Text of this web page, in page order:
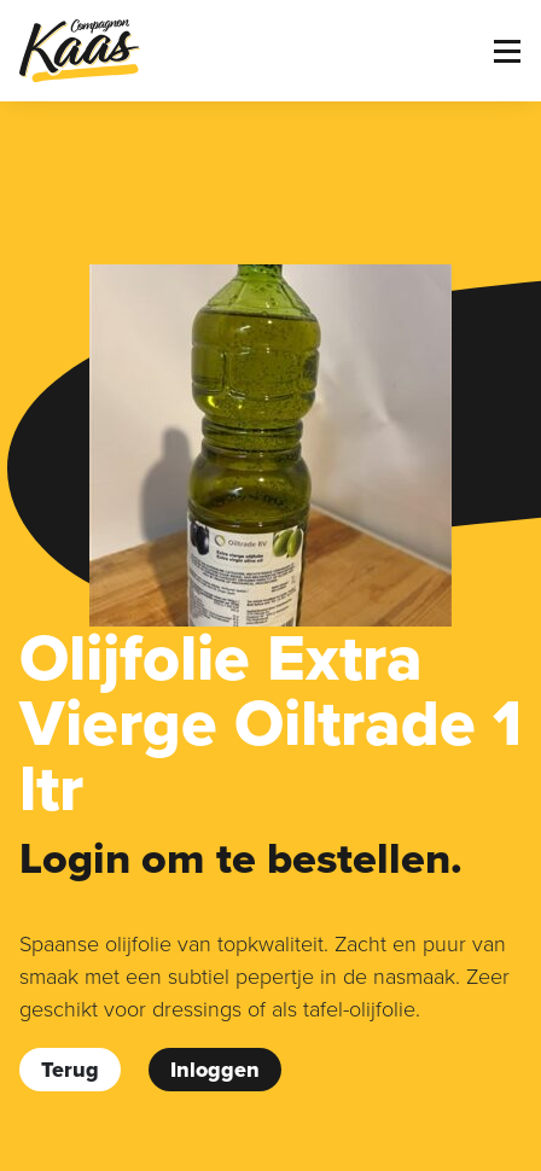
Olijfolie Extra
Vierge Oiltrade 1
ltr
Login om te bestellen.
Spaanse olijfolie van topkwaliteit. Zacht en puur van
smaak met een subtiel pepertje in de nasmaak. Zeer
geschikt voor dressings of als tafel-olijfolie.
Terug Inloggen